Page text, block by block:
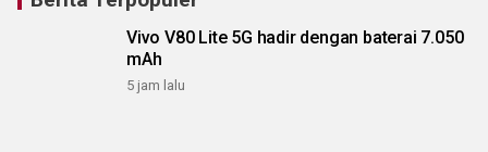
Vivo V80 Lite 5G hadir dengan baterai 7.050
mAh
5 jam lalu